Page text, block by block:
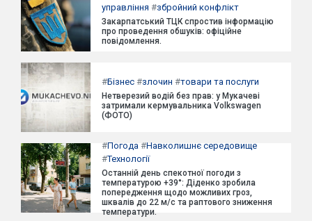
управління #збройний конфлікт
Закарпатський ТЦК спростив інформацію
про проведення обшуків: офіційне
повідомлення.
#Бізнес #злочин #товари та послуги
Нетверезий водій без прав: у Мукачеві
затримали кермувальника Volkswagen
(ФОТО)
#Погода #Навколишнє середовище
#Технології
Останній день спекотної погоди з
температурою +39°: Діденко зробила
попередження щодо можливих гроз,
шквалів до 22 м/с та раптового зниження
температури.